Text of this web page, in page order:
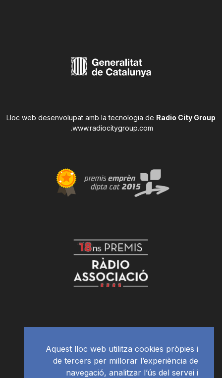
Lloc web desenvolupat amb la tecnologia de Radio City Group
www.radiocitygroup.com
.
Aquest lloc web utilitza cookies pròpies i
de tercers per millorar l’experiència de
navegació, analitzar l’ús del servei i